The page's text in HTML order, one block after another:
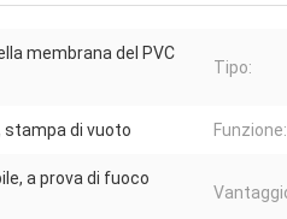
membrana del PVC
Tipo:
di vuoto Funzione:
a prova di fuoco